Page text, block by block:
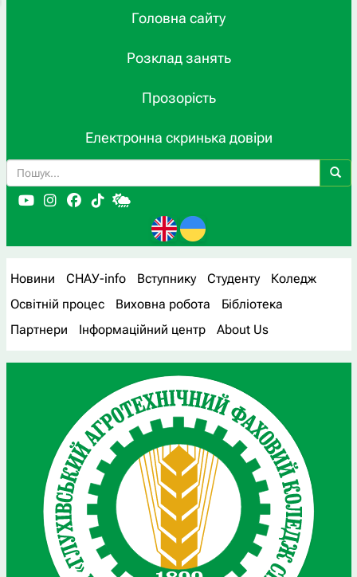
Головна сайту
Розклад занять
Прозорість
Електронна скринька довіри
Новини СНАУ-info Вступнику Студенту
Коледж
Освітній процес
Виховна робота
Бібліотека
Партнери
Інформаційний центр About Us